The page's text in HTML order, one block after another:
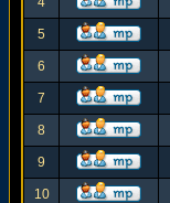
5
6
7
8
9
10